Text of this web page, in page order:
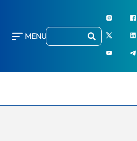
MENU